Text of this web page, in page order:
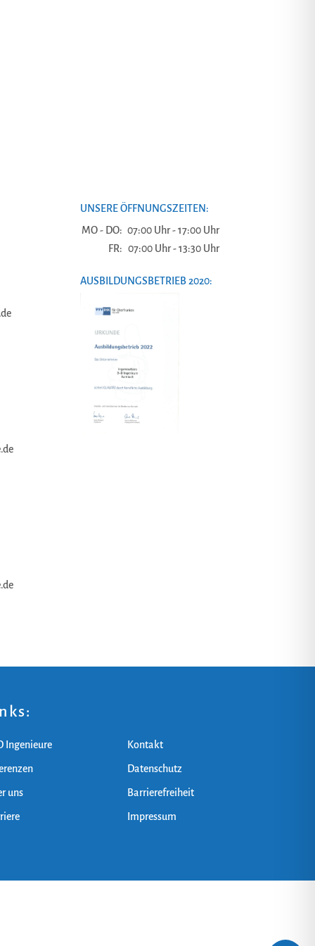
UNSERE ÖFFNUNGSZEITEN:
MO - DO: 07:00 Uhr - 17:00 Uhr
FR: 07:00 Uhr - 13:30 Uhr
AUSBILDUNGSBETRIEB 2020:
Ingenieure
uns
Kontakt
Datenschutz
Barrierefreiheit
Impressum